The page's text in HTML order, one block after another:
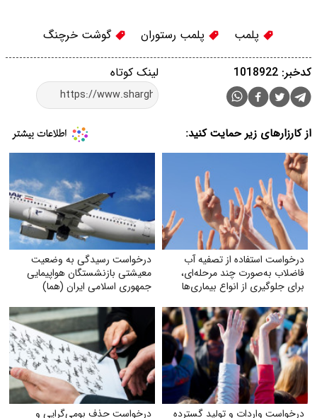
پلمب پلمب رستوران گوشت خرچنگ
لینک کوتاه کدخبر: 1018922
از کارزارهای زیر حمایت کنید:
درخواست استفاده از تصفیه آب
فاضلاب به‌صورت چند مرحله‌ای،
برای جلوگیری از انواع بیماری‌ها
درخواست رسیدگی به وضعیت
معیشتی بازنشستگان هواپیمایی
جمهوری اسلامی ایران (هما)
درخواست واردات و تولید گسترده درخواست حذف بومی‌گرایی و